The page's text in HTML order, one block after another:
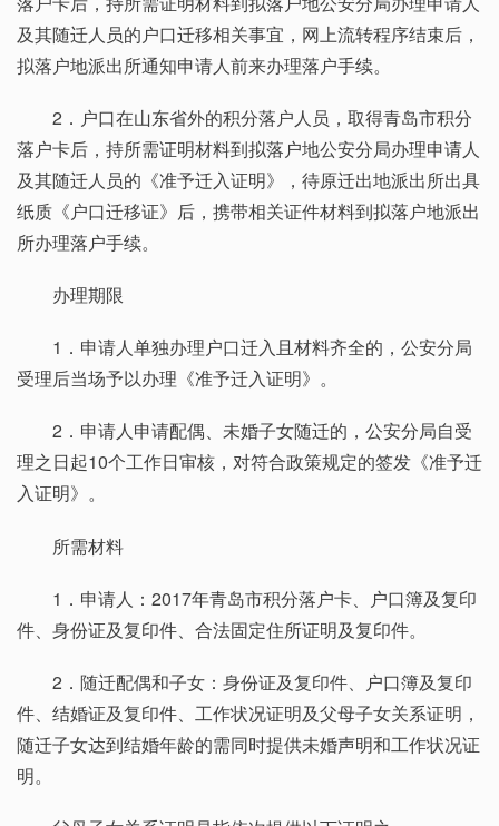
及其随迁人员的户口迁移相关事宜，网上流转程序结束后，
拟落户地派出所通知申请人前来办理落户手续。
2．户口在山东省外的积分落户人员，取得青岛市积分
落户卡后，持所需证明材料到拟落户地公安分局办理申请人
及其随迁人员的《准予迁入证明》，待原迁出地派出所出具
纸质《户口迁移证》后，携带相关证件材料到拟落户地派出
所办理落户手续。
办理期限
1．申请人单独办理户口迁入且材料齐全的，公安分局
受理后当场予以办理《准予迁入证明》。
2．申请人申请配偶、未婚子女随迁的，公安分局自受
理之日起10个工作日审核，对符合政策规定的签发《准予迁
入证明》。
所需材料
1．申请人：2017年青岛市积分落户卡、户口簿及复印
件、身份证及复印件、合法固定住所证明及复印件。
2．随迁配偶和子女：身份证及复印件、户口簿及复印
件、结婚证及复印件、工作状况证明及父母子女关系证明，
随迁子女达到结婚年龄的需同时提供未婚声明和工作状况证
明。